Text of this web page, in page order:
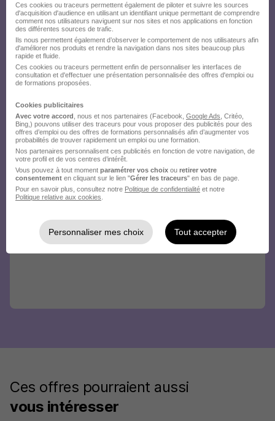
Ces offres pourraient aussi
vous intéresser
Ces cookies ou traceurs permettent également de piloter et suivre les sources
d'acquisition d'audience en utilisant un identifiant unique permettant de comprendre
comment nos utilisateurs naviguent sur nos sites et nos applications en fonction
des différentes sources de trafic.
Ils nous permettent également d’observer le comportement de nos utilisateurs afin
d'améliorer nos produits et rendre la navigation dans nos sites beaucoup plus
rapide et fluide.
Ces cookies ou traceurs permettent enfin de personnaliser les interfaces de
consultation et d'effectuer une présentation personnalisée des offres d'emploi ou
de formations proposées.
Cookies publicitaires
Avec votre accord , nous et nos partenaires (Facebook, Google Ads , Critéo,
Bing,) pouvons utiliser des traceurs pour vous proposer des publicités pour des
offres d’emploi ou des offres de formations personnalisés afin d’augmenter vos
probabilités de trouver rapidement un emploi ou une formation.
Nos partenaires personnalisent ces publicités en fonction de votre navigation, de
votre profil et de vos centres d’intérêt.
Vous pouvez à tout moment paramétrer vos choix ou retirer votre
consentement en cliquant sur le lien "Gérer les traceurs" en bas de page.
Pour en savoir plus, consultez notre Politique de confidentialité et notre
Politique relative aux cookies
Personnaliser mes choix Tout accepter